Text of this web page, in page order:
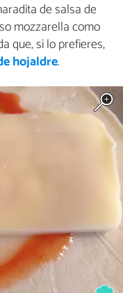
de salsa de
mozzarella como
que, si lo prefieres,
hojaldre.